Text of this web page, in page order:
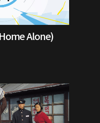
Alone)